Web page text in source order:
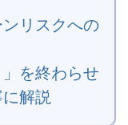
リスクへの
」を終わらせ
解説